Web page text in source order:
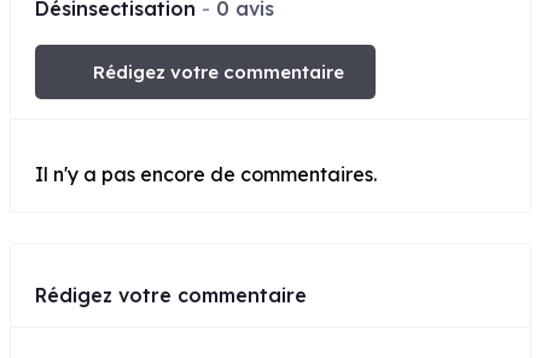
Désinsectisation 0 avis
Rédigez votre commentaire
Il n'y a pas encore de commentaires.
Rédigez votre commentaire